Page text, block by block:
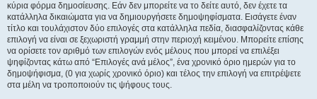
κύρια φόρμα δημοσίευσης. Εάν δεν μπορείτε να το δείτε αυτό, δεν έχετε τα
κατάλληλα δικαιώματα για να δημιουργήσετε δημοψηφίσματα. Εισάγετε έναν
τίτλο και τουλάχιστον δύο επιλογές στα κατάλληλα πεδία, διασφαλίζοντας κάθε
επιλογή να είναι σε ξεχωριστή γραμμή στην περιοχή κειμένου. Μπορείτε επίσης
να ορίσετε τον αριθμό των επιλογών ενός μέλους που μπορεί να επιλέξει
ψηφίζοντας κάτω από “Επιλογές ανά μέλος”, ένα χρονικό όριο ημερών για το
δημοψήφισμα, (0 για χωρίς χρονικό όριο) και τέλος την επιλογή να επιτρέψετε
στα μέλη να τροποποιούν τις ψήφους τους.